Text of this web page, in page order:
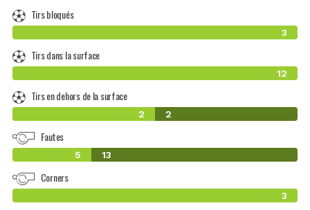
Tirs bloqués
3
Tirs dans la surface
12
Tirs en dehors de la surface
2 2
Fautes
5 13
Corners
3